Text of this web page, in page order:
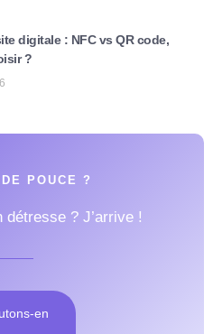
digitale : NFC vs QR code,
?
POUCE ?
? J’arrive !
en